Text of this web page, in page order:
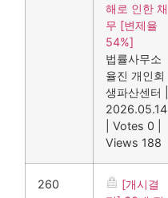
해로 인한 채
무 [변제율
54%]
법률사무소
율진 개인회
생파산센터
2026.05.14
Votes 0
Views 188
260
[개시결